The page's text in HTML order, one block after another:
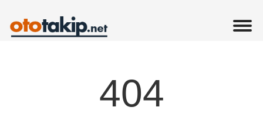
404